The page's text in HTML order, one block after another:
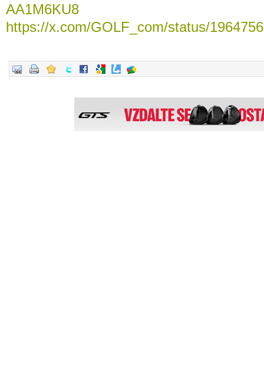
AA1M6KU8
https://x.com/GOLF_com/status/